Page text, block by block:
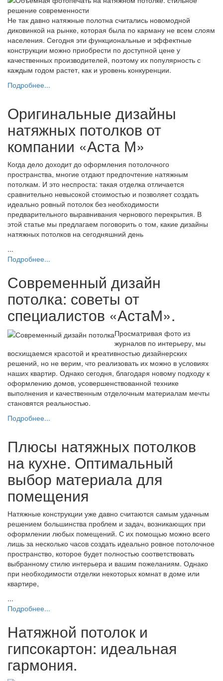
Не так давно натяжные полотна считались новомодной
диковинкой на рынке, которая была по карману не всем слоям
населения. Сегодня эти функциональные и эффектные
конструкции можно приобрести по доступной цене у
качественных производителей, поэтому их популярность с
каждым годом растет, как и уровень конкуренции.
Подробнее...
Оригинальные дизайны
натяжных потолков от
компании «Аста М»
Когда дело доходит до оформления потолочного
пространства, многие отдают предпочтение натяжным
потолкам. И это неспроста: такая отделка отличается
сравнительно невысокой стоимостью и позволяет создать
идеально ровный потолок без необходимости
предварительного выравнивания чернового перекрытия. В
этой статье мы предлагаем поговорить о том, какие дизайны
натяжных потолков на сегодняшний день
...
Подробнее...
Современный дизайн
потолка: советы от
специалистов «АстаМ».
Просматривая фото из
журналов по интерьеру, мы
восхищаемся красотой и креативностью дизайнерских
решений, но не верим, что реализовать их можно в условиях
наших квартир. Однако сегодня, благодаря новому подходу к
оформлению домов, усовершенствованной технике
выполнения и качественным отделочным материалам мечты
становятся реальностью.
Подробнее...
Плюсы натяжных потолков
на кухне. Оптимальный
выбор материала для
помещения
Натяжные конструкции уже давно считаются самым удачным
решением большинства проблем и задач, возникающих при
оформлении любых помещений. С их помощью можно всего
лишь за несколько часов создать идеально ровное потолочное
пространство, которое будет полностью соответствовать
выбранному стилю интерьера и вашим пожеланиям. Однако
при необходимости отделки некоторых комнат в доме или
квартире,
...
Подробнее...
Натяжной потолок и
гипсокартон: идеальная
гармония.